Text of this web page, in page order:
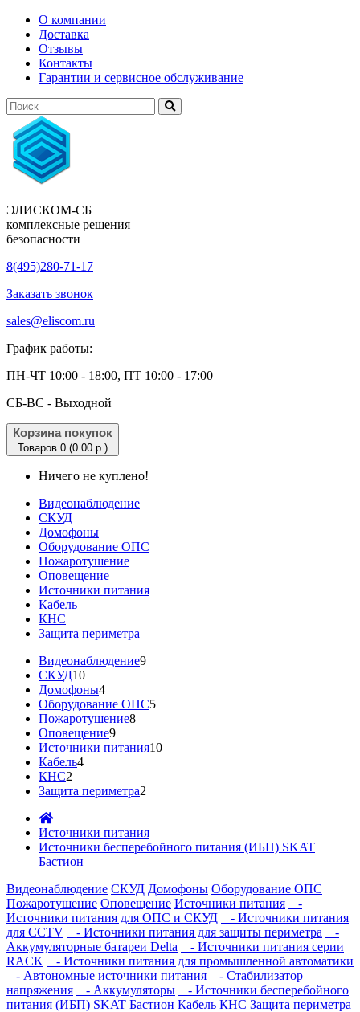
О компании
Доставка
Отзывы
Контакты
Гарантии и сервисное обслуживание
ЭЛИСКОМ-СБ
комплексные решения
безопасности
8(495)280-71-17
Заказать звонок
sales@eliscom.ru
График работы:
ПН-ЧТ 10:00 - 18:00, ПТ 10:00 - 17:00
CБ-ВС - Выходной
Корзина покупок
Товаров 0 (0.00 р.)
Ничего не куплено!
Видеонаблюдение
СКУД
Домофоны
Оборудование ОПС
Пожаротушение
Оповещение
Источники питания
Кабель
КНС
Защита периметра
Видеонаблюдение9
СКУД10
Домофоны4
Оборудование ОПС5
Пожаротушение8
Оповещение9
Источники питания10
Кабель4
КНС2
Защита периметра2
Источники питания
Источники бесперебойного питания (ИБП) SKAT
Бастион
Видеонаблюдение СКУД Домофоны Оборудование ОПС
Пожаротушение Оповещение Источники питания
-
Источники питания для ОПС и СКУД
- Источники питания
для CCTV
- Источники питания для защиты периметра
-
Аккумуляторные батареи Delta
- Источники питания серии
RACK
- Источники питания для промышленной автоматики
- Автономные источники питания
- Стабилизатор
напряжения
- Аккумуляторы
- Источники бесперебойного
питания (ИБП) SKAT Бастион Кабель КНС Защита периметра